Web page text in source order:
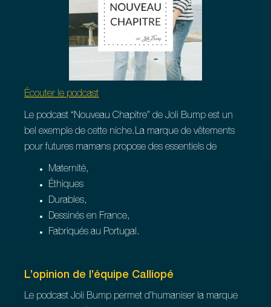
Écouter le podcast
Le podcast “Nouveau Chapitre” de Joli Bump est un
bel exemple de cette niche.La marque de vêtements
pour futures mamans propose des essentiels de
Maternité,
Éthiques
Durables,
Dessinés en France,
Fabriqués au Portugal.
L’opinion de l’équipe Calliopé
Le podcast Joli Bump permet d’humaniser la marque